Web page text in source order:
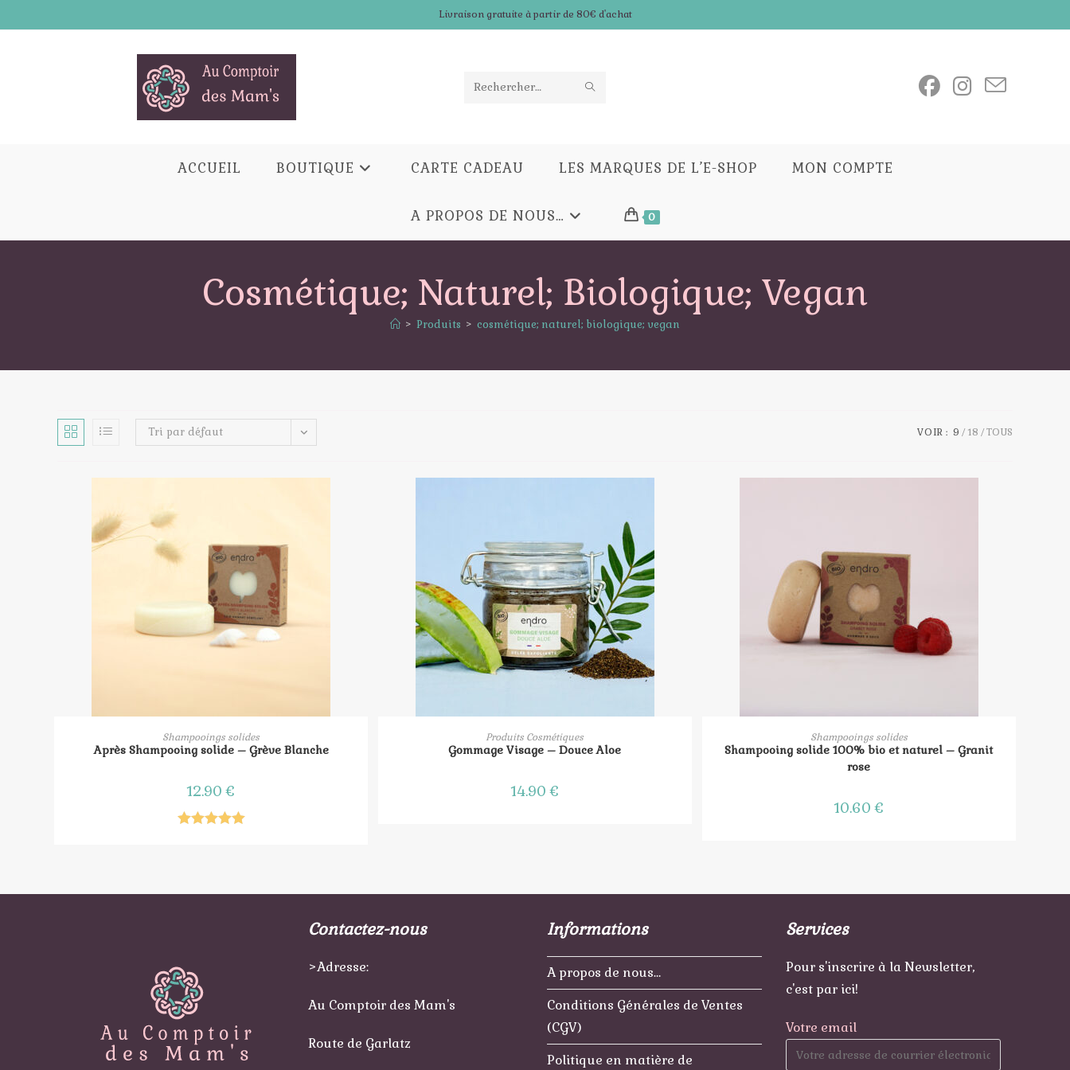
to
Livraison gratuite à partir de 80€ d'achat
Rechercher
ACCUEIL BOUTIQUE CARTE CADEAU LES MARQUES DE L’E-SHOP MON COMPTE
A PROPOS DE NOUS… 0
Cosmétique; Naturel; Biologique; Vegan
> Produits > cosmétique; naturel; biologique; vegan
Tri par défaut VOIR : 9 18 TOUS
AJOUTER AU PANIER
Shampooings solides
Après Shampooing solide – Grève Blanche
12.90€
AJOUTER AU PANIER
Produits Cosmétiques
Gommage Visage – Douce Aloe
14.90€
AJOUTER AU PANIER
Shampooings solides
Shampooing solide 100% bio et naturel – Granit
rose
10.60€
Contactez-nous
>Adresse:
Au Comptoir des Mam's
Route de Garlatz
Informations
A propos de nous…
Conditions Générales de Ventes
(CGV)
Politique en matière de
Services
Pour s'inscrire à la Newsletter,
c'est par ici!
Votre email